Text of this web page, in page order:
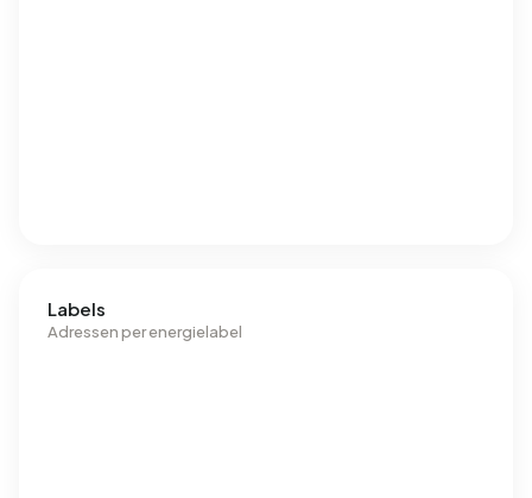
Labels
Adressen per energielabel